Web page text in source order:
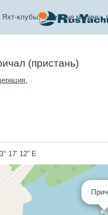
Яхт-клубы, яхтенные марины,
(пристань)
,
17' 12" E